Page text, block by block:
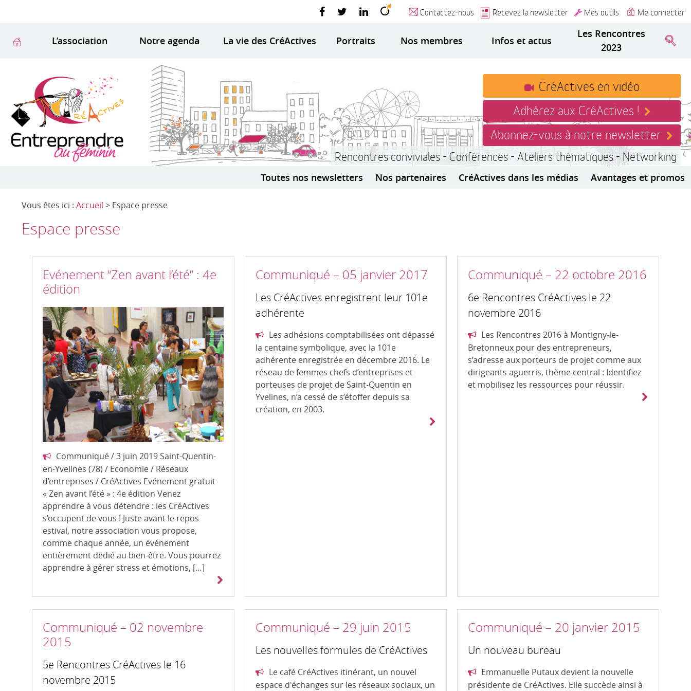
Contactez-nous Recevez la newsletter Mes outils Me connecter
L’association Notre agenda La vie des CréActives Portraits Nos membres Infos et actus
Les Rencontres
2023
CréActives en vidéo
Adhérez aux CréActives !
Abonnez-vous à notre newsletter
Rencontres conviviales - Conférences - Ateliers thématiques - Networking
Toutes nos newsletters Nos partenaires CréActives dans les médias Avantages et promos
Vous êtes ici : Accueil > Espace presse
Espace presse
Evénement “Zen avant l’été” : 4e
édition
Communiqué / 3 juin 2019 Saint-Quentin-
en-Yvelines (78) / Economie / Réseaux
d’entreprises / CréActives Evénement gratuit
« Zen avant l’été » : 4e édition Venez
apprendre à vous détendre : les CréActives
s’occupent de vous ! Juste avant le repos
estival, notre association vous propose,
comme chaque année, un événement
entièrement dédié au bien-être. Vous pourrez
apprendre à gérer stress et émotions, […]
Communiqué – 05 janvier 2017
Les CréActives enregistrent leur 101e
adhérente
Les adhésions comptabilisées ont dépassé
la centaine symbolique, avec la 101e
adhérente enregistrée en décembre 2016. Le
réseau de femmes chefs d’entreprises et
porteuses de projet de Saint-Quentin en
Yvelines, n’a cessé de s’étoffer depuis sa
création, en 2003.
Communiqué – 22 octobre 2016
6e Rencontres CréActives le 22
novembre 2016
Les Rencontres 2016 à Montigny-le-
Bretonneux pour des entrepreneurs,
s’adresse aux porteurs de projet comme aux
dirigeants aguerris, thème central : Identifiez
et mobilisez les ressources pour réussir.
Communiqué – 02 novembre
2015
5e Rencontres CréActives le 16
novembre 2015
Communiqué – 29 juin 2015
Les nouvelles formules de CréActives
Le café CréActives itinérant, un nouvel
espace d'échanges sur les réseaux sociaux, un
Communiqué – 20 janvier 2015
Un nouveau bureau
Emmanuelle Putaux devient la nouvelle
présidente de CréActives. Elle succède ainsi à